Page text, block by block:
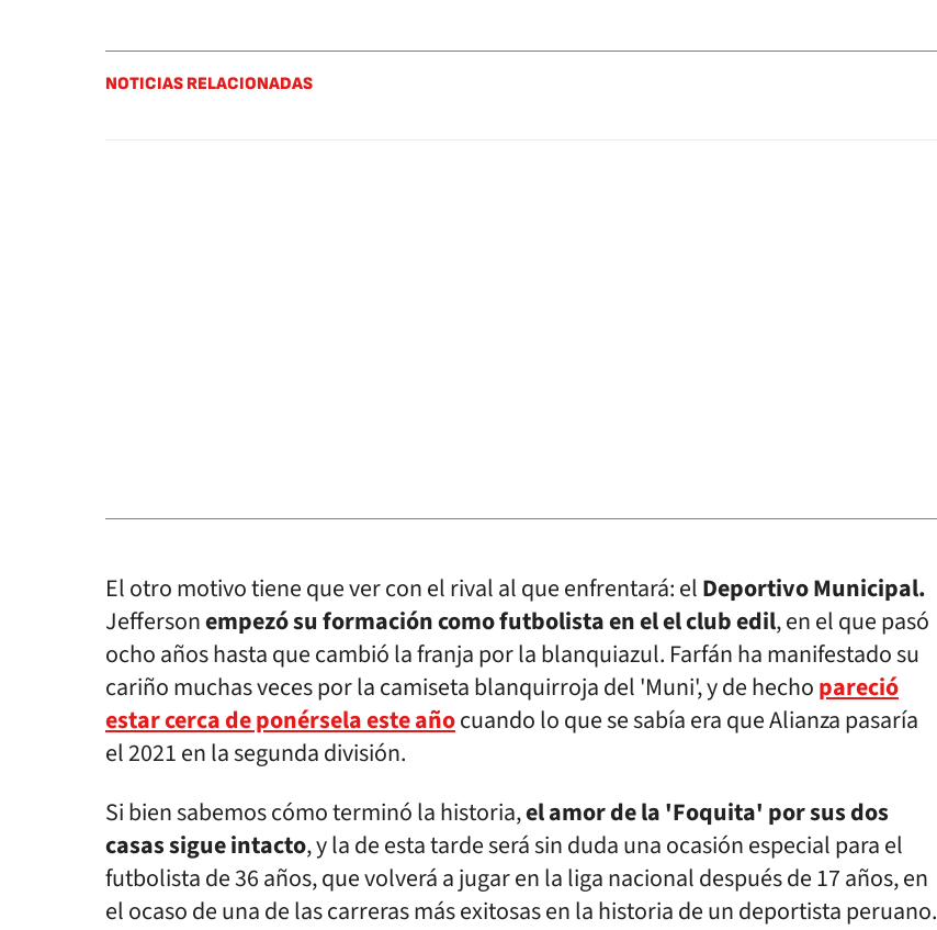
NOTICIAS RELACIONADAS
El otro motivo tiene que ver con el rival al que enfrentará: elDeportivo Municipal.
Jeffersonempezó su formación como futbolista en el el club edil, en el que pasó
ocho años hasta que cambió la franja por la blanquiazul. Farfán ha manifestado su
cariño muchas veces por la camiseta blanquirroja del 'Muni', y de hechopareció
estar cerca de ponérsela este añocuando lo que se sabía era que Alianza pasaría
el 2021 en la segunda división.
Si bien sabemos cómo terminó la historia,el amor de la 'Foquita' por sus dos
casas sigue intacto, y la de esta tarde será sin duda una ocasión especial para el
futbolista de 36 años, que volverá a jugar en la liga nacional después de 17 años, en
el ocaso de una de las carreras más exitosas en la historia de un deportista peruano.